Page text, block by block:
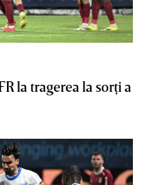
la tragerea la sorţi a